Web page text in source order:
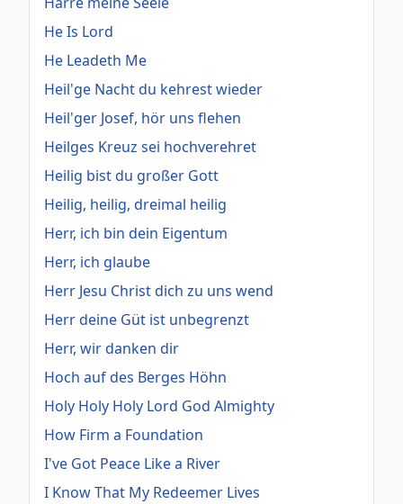
He Is Lord
He Leadeth Me
Heil'ge Nacht du kehrest wieder
Heil'ger Josef, hör uns flehen
Heilges Kreuz sei hochverehret
Heilig bist du großer Gott
Heilig, heilig, dreimal heilig
Herr, ich bin dein Eigentum
Herr, ich glaube
Herr Jesu Christ dich zu uns wend
Herr deine Güt ist unbegrenzt
Herr, wir danken dir
Hoch auf des Berges Höhn
Holy Holy Holy Lord God Almighty
How Firm a Foundation
I've Got Peace Like a River
I Know That My Redeemer Lives